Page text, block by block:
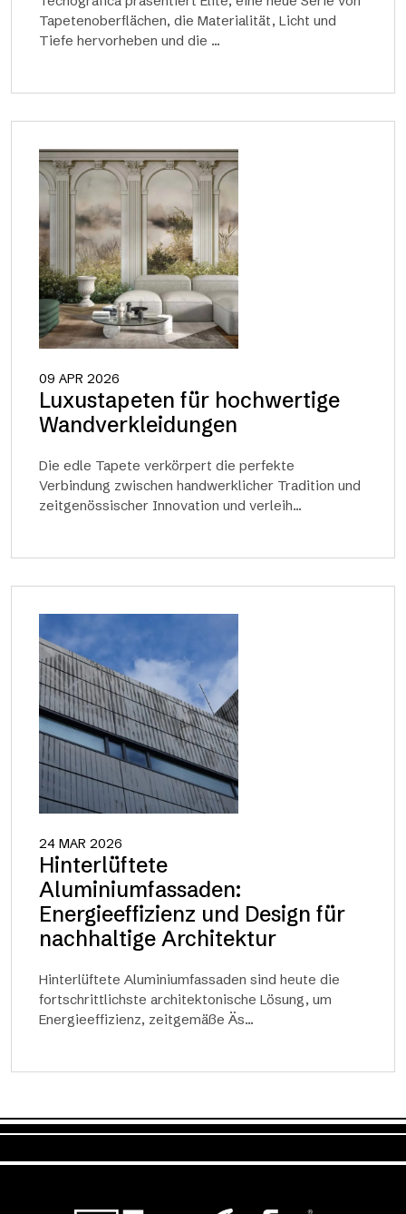
Tapetenoberflächen, die Materialität, Licht und
Tiefe hervorheben und die ...
09 APR 2026
Luxustapeten für hochwertige
Wandverkleidungen
Die edle Tapete verkörpert die perfekte
Verbindung zwischen handwerklicher Tradition und
zeitgenössischer Innovation und verleih...
24 MAR 2026
Hinterlüftete
Aluminiumfassaden:
Energieeffizienz und Design für
nachhaltige Architektur
Hinterlüftete Aluminiumfassaden sind heute die
fortschrittlichste architektonische Lösung, um
Energieeffizienz, zeitgemäße Äs...